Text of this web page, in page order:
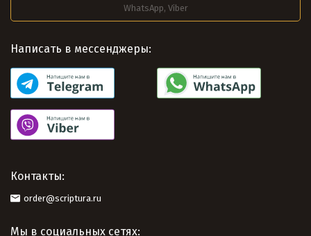
WhatsApp, Viber
Написать в мессенджеры:
Контакты:
order@scriptura.ru
Мы в социальных сетях: